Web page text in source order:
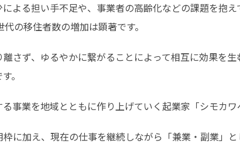
よる担い手不足や、事業者の高齢化などの課題を抱
の移住者数の増加は顕著です。
さず、ゆるやかに繋がることによって相互に効果を
。
事業を地域とともに作り上げていく起業家「シモカ
に加え、現在の仕事を継続しながら「兼業・副業」